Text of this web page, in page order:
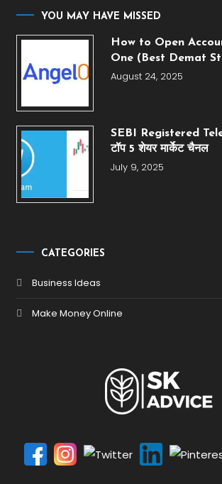
YOU MAY HAVE MISSED
How to Open
One (Best Demat
August 24, 2025
SEBI Registered
टॉप 5 शेयर मार्केट चैनल
July 9, 2025
CATEGORIES
Business Ideas
Make Money Online